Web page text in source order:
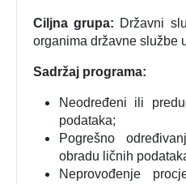
Ciljna grupa: Državni
organima državne službe
Sadržaj programa:
Neodređeni ili
podataka;
Pogrešno
obradu ličnih
Neprovođenje